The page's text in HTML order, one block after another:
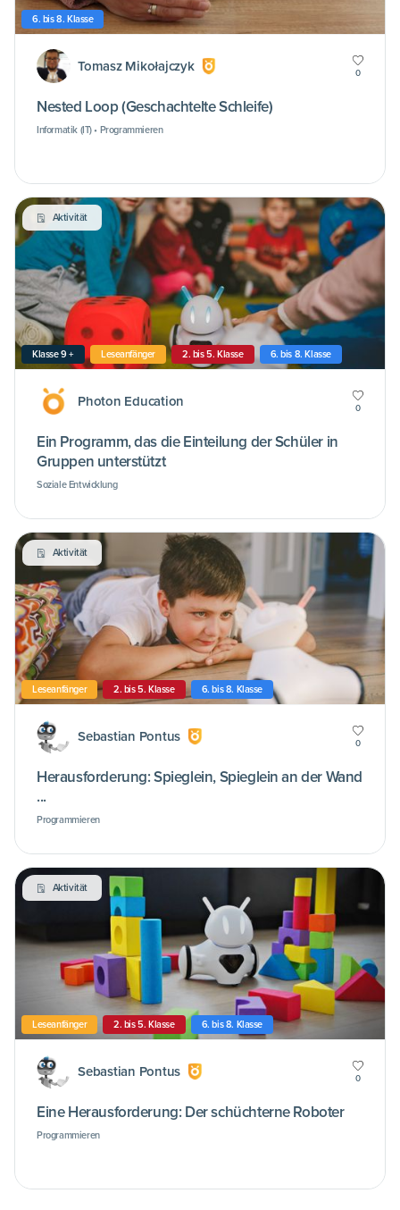
6. bis 8. Klasse
Tomasz Mikołajczyk 0
Nested Loop (Geschachtelte Schleife)
Informatik (IT) • Programmieren
Aktivität
Klasse 9 + Leseanfänger 2. bis 5. Klasse 6. bis 8. Klasse
Photon Education 0
Ein Programm, das die Einteilung der Schüler in
Gruppen unterstützt
Soziale Entwicklung
Aktivität
Leseanfänger 2. bis 5. Klasse 6. bis 8. Klasse
Sebastian Pontus 0
Herausforderung: Spieglein, Spieglein an der Wand
...
Programmieren
Aktivität
Leseanfänger 2. bis 5. Klasse 6. bis 8. Klasse
Sebastian Pontus 0
Eine Herausforderung: Der schüchterne Roboter
Programmieren